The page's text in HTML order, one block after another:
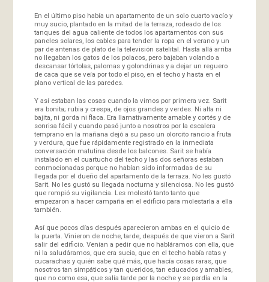
En el último piso había un apartamento de un solo cuarto vacío y
muy sucio, plantado en la mitad de la terraza, rodeado de los
tanques del agua caliente de todos los apartamentos con sus
paneles solares, los cables para tender la ropa en el verano y un
par de antenas de plato de la televisión satelital. Hasta allá arriba
no llegaban los gatos de los polacos, pero bajaban volando a
descansar tórtolas, palomas y golondrinas y a dejar un reguero
de caca que se veía por todo el piso, en el techo y hasta en el
plano vertical de las paredes.
Y así estaban las cosas cuando la vimos por primera vez. Sarit
era bonita; rubia y crespa, de ojos grandes y verdes. Ni alta ni
bajita, ni gorda ni flaca. Era llamativamente amable y cortés y de
sonrisa fácil y cuando pasó junto a nosotros por la escalera
temprano en la mañana dejó a su paso un olorcito rancio a fruta
y verdura, que fue rápidamente registrado en la inmediata
conversación matutina desde los balcones. Sarit se había
instalado en el cuartucho del techo y las dos señoras estaban
conmocionadas porque no habían sido informadas de su
llegada por el dueño del apartamento de la terraza. No les gustó
Sarit. No les gustó su llegada nocturna y silenciosa. No les gustó
que rompió su vigilancia. Les molestó tanto tanto que
empezaron a hacer campaña en el edificio para molestarla a ella
también.
Así que pocos días después aparecieron ambas en el quicio de
la puerta. Vinieron de noche, tarde, después de que vieron a Sarit
salir del edificio. Venían a pedir que no habláramos con ella, que
ni la saludáramos, que era sucia, que en el techo había ratas y
cucarachas y quién sabe qué más, que hacía cosas raras, que
nosotros tan simpáticos y tan queridos, tan educados y amables,
que no como esa, que salía tarde por la noche y se perdía en la